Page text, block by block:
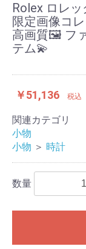
Rolex ロレ
限定画像コ
高画質🖼️ フ
テム💫
￥51,136 税込
関連カテゴリ
小物
小物 ＞ 時計
数量